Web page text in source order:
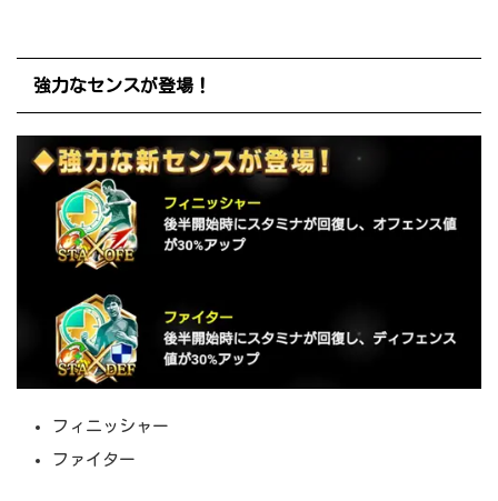
強力なセンスが登場！
フィニッシャー
ファイター